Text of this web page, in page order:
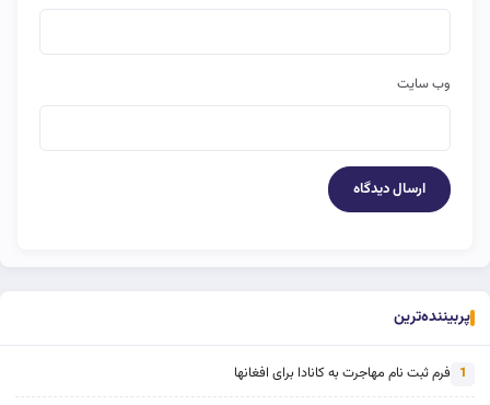
وب‌ سایت
پربیننده‌ترین
1 فرم ثبت نام مهاجرت به کانادا برای افغانها